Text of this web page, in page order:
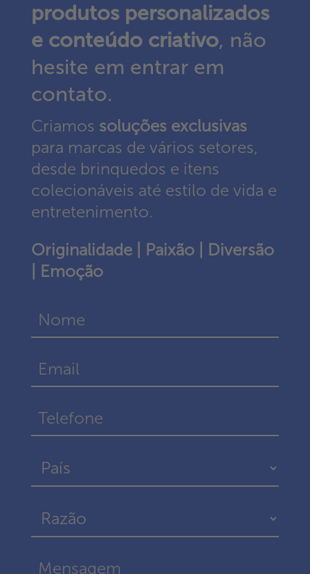
produtos personalizados
e conteúdo criativo, não
hesite em entrar em
contato.
Criamos soluções exclusivas
para marcas de vários setores,
desde brinquedos e itens
colecionáveis até estilo de vida e
entretenimento.
Originalidade | Paixão | Diversão
| Emoção